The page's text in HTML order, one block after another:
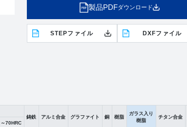
製品PDFダウンロード
STEPファイル DXFファイル
鋳鉄
アルミ合金 グラファイト 銅 樹脂
ガラス入り
樹脂
チタン合金
～70HRC